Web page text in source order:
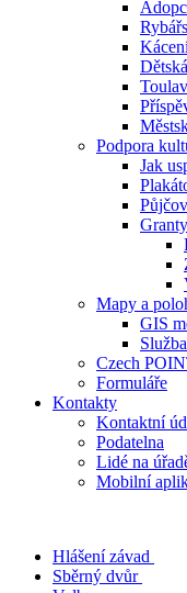
Podpora
Jak
Mapy a
GIS
Czech
Formuláře
Kontakty
Kontaktní
Podatelna
Lidé na
Mobilní
Hlášení závad
Sběrný dvůr